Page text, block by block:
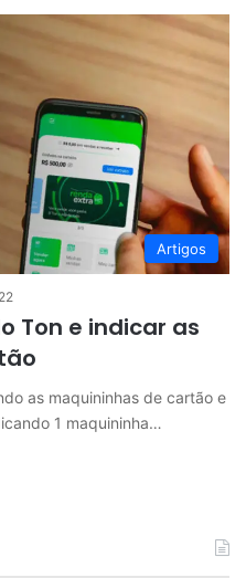
Artigos
Ton e indicar as
as maquininhas de cartão e
1 maquininha…